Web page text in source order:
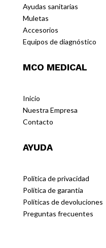
Ayudas sanitarias
Muletas
Accesorios
Equipos de diagnóstico
MCO MEDICAL
Inicio
Nuestra Empresa
Contacto
AYUDA
Política de privacidad
Política de garantia
Políticas de devoluciones
Preguntas frecuentes